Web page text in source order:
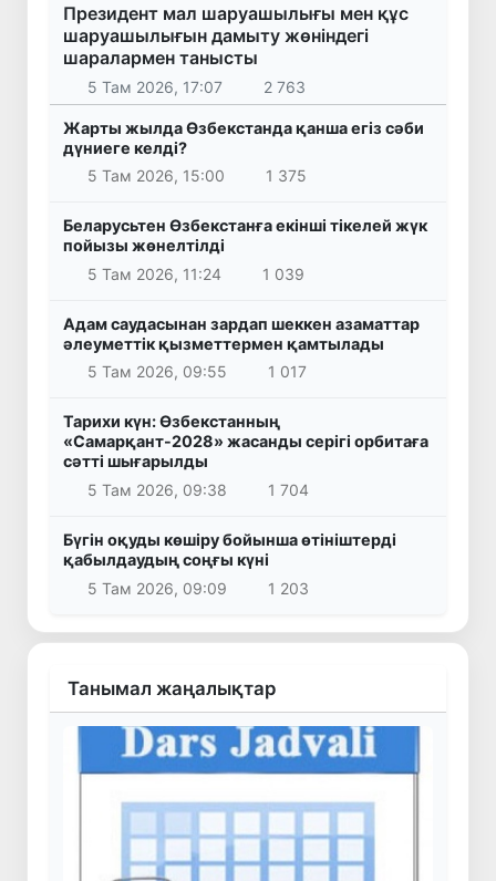
Президент мал шаруашылығы мен құс
шаруашылығын дамыту жөніндегі
шаралармен танысты
5 Там 2026, 17:07 2 763
Жарты жылда Өзбекстанда қанша егіз сәби
дүниеге келді?
5 Там 2026, 15:00
1 375
Беларусьтен Өзбекстанға екінші тікелей жүк
пойызы жөнелтілді
5 Там 2026, 11:24
1 039
Адам саудасынан зардап шеккен азаматтар
әлеуметтік қызметтермен қамтылады
5 Там 2026, 09:55
1 017
Тарихи күн: Өзбекстанның
«Самарқант-2028» жасанды серігі орбитаға
сәтті шығарылды
5 Там 2026, 09:38
1 704
Бүгін оқуды көшіру бойынша өтініштерді
қабылдаудың соңғы күні
5 Там 2026, 09:09
1 203
Танымал жаңалықтар